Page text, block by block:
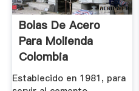
Bolas De Acero
Para Molienda
Colombia
Establecido en 1981, para